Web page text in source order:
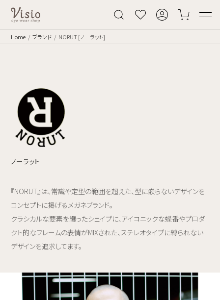
Home ブランド NORUT [ノーラット]
ノーラット
『NORUT』は、常識や定型の範囲を超えた、型に嵌らないデザインを
コンセプトに掲げるメガネブランド。
クラシカルな要素を纏ったシェイプに、アイコニックな蝶番やプロダ
クト的なフレームの表情がMIXされた、ステレオタイプに縛られない
デザインを追求してます。